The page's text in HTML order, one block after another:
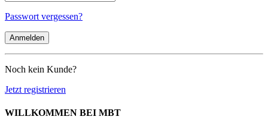
Passwort vergessen?
Noch kein Kunde?
Jetzt registrieren
WILLKOMMEN BEI MBT